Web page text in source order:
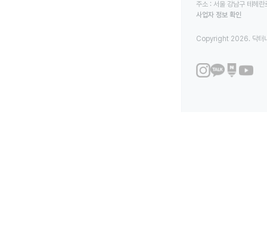
주소 : 서울 강남구 테헤
사업자 정보 확인
Copyright 2026. 닥터